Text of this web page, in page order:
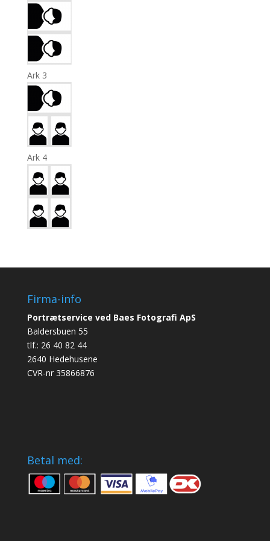
Ark 3
Ark 4
Firma-info
Portrætservice ved Baes Fotografi ApS
Baldersbuen 55
tlf.: 26 40 82 44
2640 Hedehusene
CVR-nr 35866876
Betal med: